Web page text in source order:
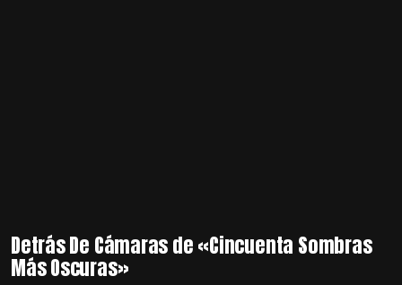
Detrás De Cámaras de «Cincuenta Sombras
Más Oscuras»